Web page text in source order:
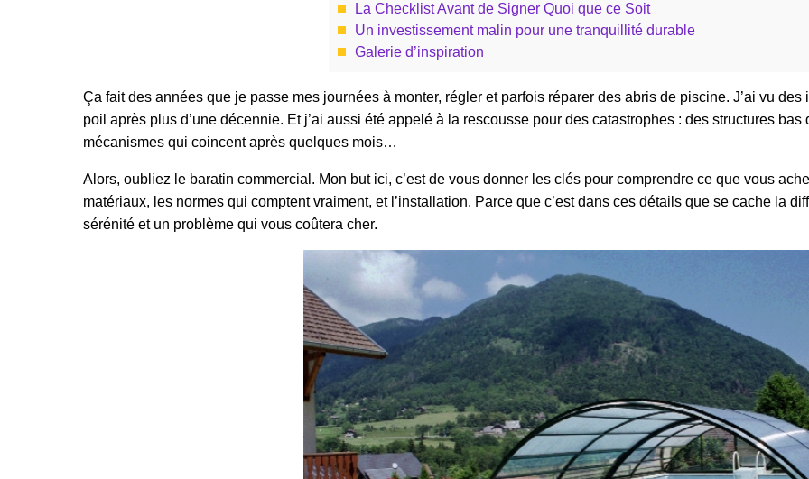
La Checklist Avant de Signer Quoi que ce Soit
Un investissement malin pour une tranquillité durable
Galerie d’inspiration
Ça fait des années que je passe mes journées à monter, régler et parfois réparer des abris de piscine. J’ai vu
poil après plus d’une décennie. Et j’ai aussi été appelé à la rescousse pour des catastrophes : des structures
mécanismes qui coincent après quelques mois…
Alors, oubliez le baratin commercial. Mon but ici, c’est de vous donner les clés pour comprendre ce que vous
matériaux, les normes qui comptent vraiment, et l’installation. Parce que c’est dans ces détails que se cache la
sérénité et un problème qui vous coûtera cher.